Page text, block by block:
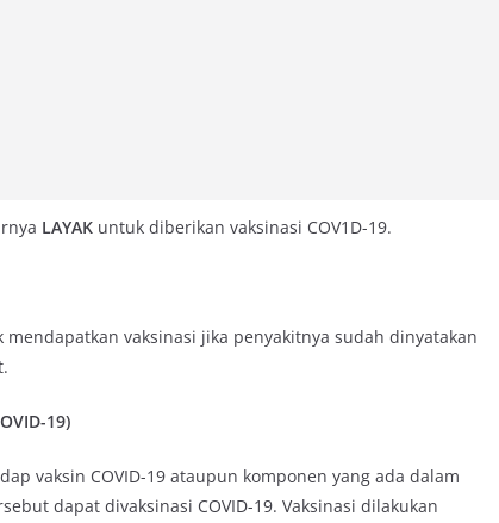
LAYAK untuk diberikan vaksinasi COV1D-19.
vaksinasi jika penyakitnya sudah dinyatakan
19)
vaksin COVID-19 ataupun komponen yang ada dalam
dapat divaksinasi COVID-19. Vaksinasi dilakukan